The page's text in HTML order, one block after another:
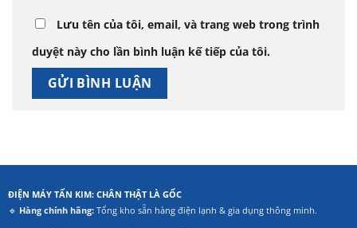
Lưu tên của tôi, email, và trang web trong trình
duyệt này cho lần bình luận kế tiếp của tôi.
ĐIỆN MÁY TẤN KIM: CHÂN THẬT LÀ GỐC
🔹 Hàng chính hãng:Tổng kho sẵn hàng điện lạnh & gia dụng thông minh.